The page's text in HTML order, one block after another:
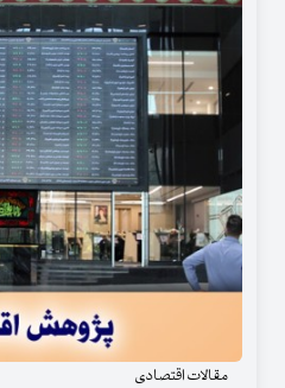
مقالات اقتصادی